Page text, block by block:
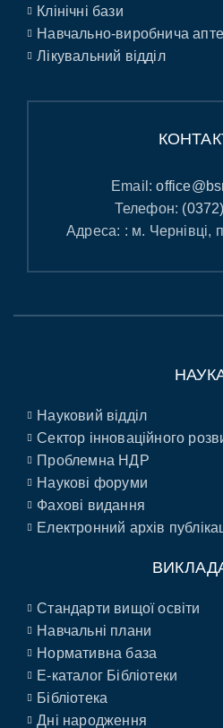
Клінічні бази
Навчально-виробнича
Лікувальний відділ
Email:
Телефон:
Адреса: : м. Чернівці,
Науковий відділ
Сектор інноваційного
Проблемна НДР
Наукові форуми
Фахові видання
Електронний архів
Стандарти вищої освіти
Навчальні плани
Нормативна база
E-каталог Бібліотеки
Бібліотека
Дні народження